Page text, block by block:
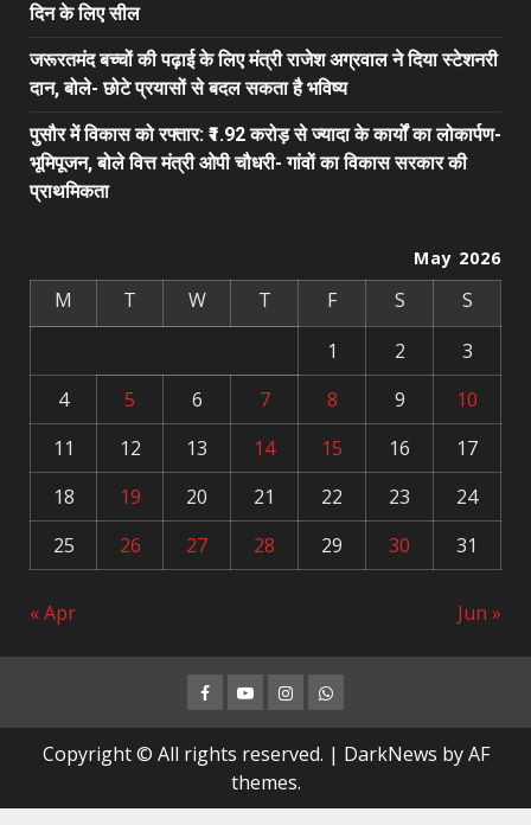
दिन के लिए सील
जरूरतमंद बच्चों की पढ़ाई के लिए मंत्री राजेश अग्रवाल ने दिया स्टेशनरी
दान, बोले- छोटे प्रयासों से बदल सकता है भविष्य
पुसौर में विकास को रफ्तार: ₹1.92 करोड़ से ज्यादा के कार्यों का लोकार्पण-
भूमिपूजन, बोले वित्त मंत्री ओपी चौधरी- गांवों का विकास सरकार की
प्राथमिकता
May 2026
M T W T F S
S
1
2
3
4
5 6 7 8 9
10
11
12 13 14 15 16
17
18
19 20 21 22 23
24
25
26 27 28 29 30 31
« Apr Jun »
Facebook
YoutubeInstagramWhatsapp
Copyright © All rights reserved. | DarkNews by AF
themes.